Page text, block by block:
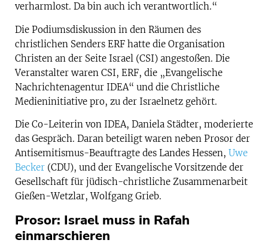
verharmlost. Da bin auch ich verantwortlich.“
Die Podiumsdiskussion in den Räumen des
christlichen Senders ERF hatte die Organisation
Christen an der Seite Israel (CSI) angestoßen. Die
Veranstalter waren CSI, ERF, die „Evangelische
Nachrichtenagentur IDEA“ und die Christliche
Medieninitiative pro, zu der Israelnetz gehört.
Die Co-Leiterin von IDEA, Daniela Städter, moderierte
das Gespräch. Daran beteiligt waren neben Prosor der
Antisemitismus-Beauftragte des Landes Hessen, Uwe
Becker (CDU), und der Evangelische Vorsitzende der
Gesellschaft für jüdisch-christliche Zusammenarbeit
Gießen-Wetzlar, Wolfgang Grieb.
Prosor: Israel muss in Rafah
einmarschieren